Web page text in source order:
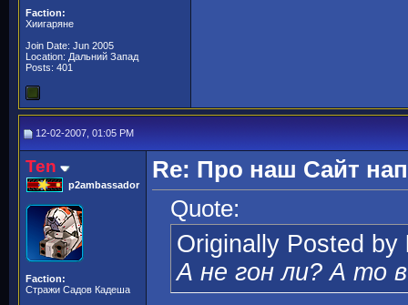
Faction:
Хиигаряне
Join Date: Jun 2005
Location: Дальний Запад
Posts: 401
12-02-2007, 01:05 PM
Ten
p2ambassador
Faction:
Стражи Садов Кадеша
Re: Про наш Сайт
Quote:
Originally Posted by
А не гон ли? А то